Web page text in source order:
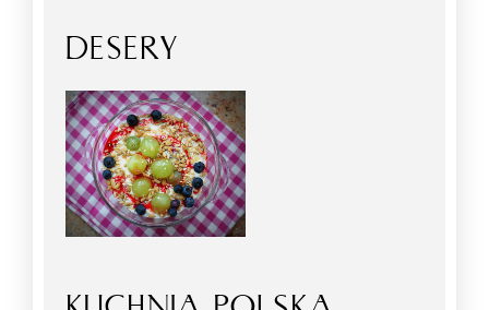
DESERY